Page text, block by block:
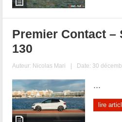
Premier Contact –
130
Auteur: Nicolas Mari | Date: 30
...
lire